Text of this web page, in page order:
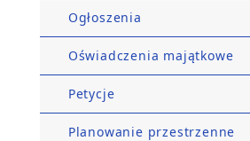
Ogłoszenia
Oświadczenia majątkowe
Petycje
Planowanie przestrzenne